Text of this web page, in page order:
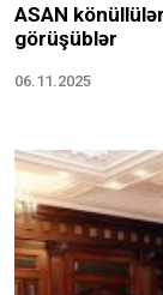
ASAN
görüşüblər
06.11.2025